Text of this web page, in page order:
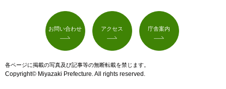
お問い合わせ アクセス 庁舎案内
各ページに掲載の写真及び記事等の無断転載を禁じます。
Copyright© Miyazaki Prefecture. All rights reserved.